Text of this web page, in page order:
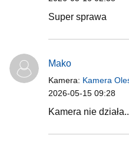
Super sprawa
Mako
Kamera: Kamera
2026-05-15 09:28
Kamera nie